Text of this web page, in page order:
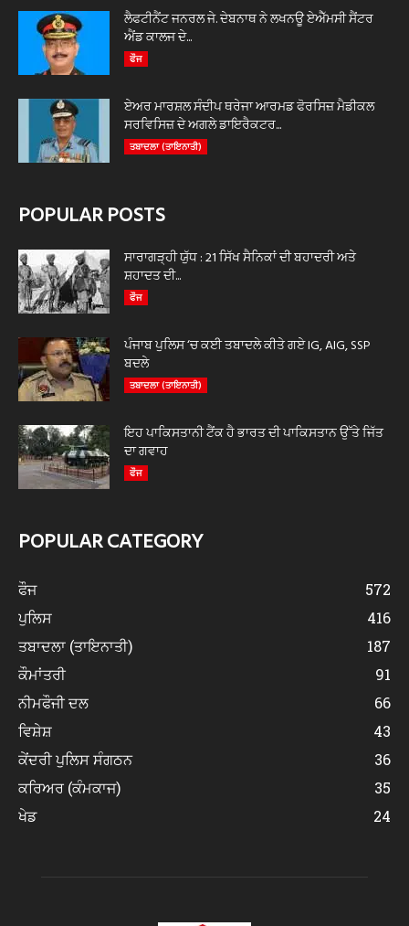
ਲੈਫਟੀਨੈਂਟ ਜਨਰਲ ਜੇ. ਦੇਬਨਾਥ ਨੇ ਲਖਨਊ ਏਐੱਮਸੀ ਸੈਂਟਰ
ਐਂਡ ਕਾਲਜ ਦੇ...
ਫੌਜ
ਏਅਰ ਮਾਰਸ਼ਲ ਸੰਦੀਪ ਥਰੇਜਾ ਆਰਮਡ ਫੋਰਸਿਜ਼ ਮੈਡੀਕਲ
ਸਰਵਿਸਿਜ਼ ਦੇ ਅਗਲੇ ਡਾਇਰੈਕਟਰ...
ਤਬਾਦਲਾ (ਤਾਇਨਾਤੀ)
POPULAR POSTS
ਸਾਰਾਗੜ੍ਹੀ ਯੁੱਧ : 21 ਸਿੱਖ ਸੈਨਿਕਾਂ ਦੀ ਬਹਾਦਰੀ ਅਤੇ
ਸ਼ਹਾਦਤ ਦੀ...
ਫੌਜ
ਪੰਜਾਬ ਪੁਲਿਸ ‘ਚ ਕਈ ਤਬਾਦਲੇ ਕੀਤੇ ਗਏ IG, AIG, SSP
ਬਦਲੇ
ਤਬਾਦਲਾ (ਤਾਇਨਾਤੀ)
ਇਹ ਪਾਕਿਸਤਾਨੀ ਟੈਂਕ ਹੈ ਭਾਰਤ ਦੀ ਪਾਕਿਸਤਾਨ ਉੱਤੇ ਜਿੱਤ
ਦਾ ਗਵਾਹ
ਫੌਜ
POPULAR CATEGORY
ਫੌਜ
572
ਪੁਲਿਸ
416
ਤਬਾਦਲਾ (ਤਾਇਨਾਤੀ)
187
ਕੌਮਾਂਤਰੀ
91
ਨੀਮਫੌਜੀ ਦਲ
66
ਵਿਸ਼ੇਸ਼
43
ਕੇਂਦਰੀ ਪੁਲਿਸ ਸੰਗਠਨ
36
ਕਰਿਅਰ (ਕੰਮਕਾਜ)
35
ਖੇਡ
24